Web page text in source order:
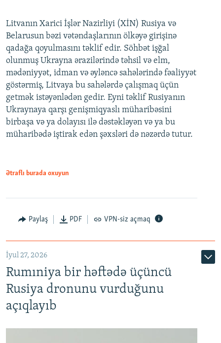
Litvanın Xarici İşlər Nazirliyi (XİN) Rusiya və
Belarusun bəzi vətəndaşlarının ölkəyə girişinə
qadağa qoyulmasını təklif edir. Söhbət işğal
olunmuş Ukrayna ərazilərində təhsil və elm,
mədəniyyət, idman və əyləncə sahələrində fəaliyyət
göstərmiş, Litvaya bu sahələrdə çalışmaq üçün
getmək istəyənlədən gedir. Eyni təklif Rusiyanın
Ukraynaya qarşı genişmiqyaslı müharibəsini
birbaşa və ya dolayısı ilə dəstəkləyən və ya bu
müharibədə iştirak edən şəxsləri də nəzərdə tutur.
Ətraflı burada oxuyun
Paylaş PDF VPN-siz açmaq
İyul 27, 2026
Rumıniya bir həftədə üçüncü
Rusiya dronunu vurduğunu
açıqlayıb